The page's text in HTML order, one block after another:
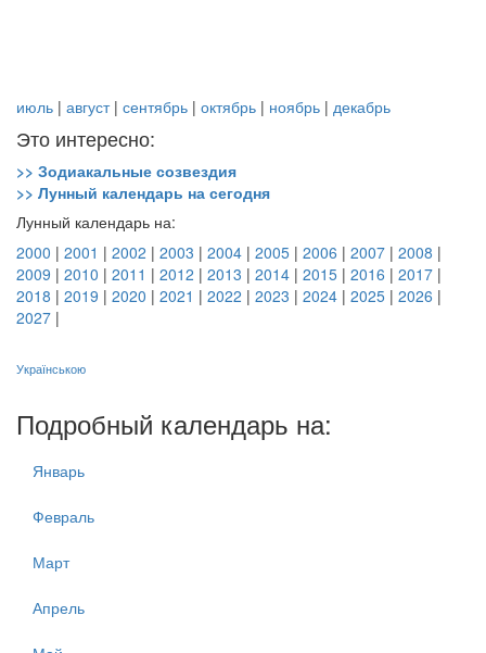
июль | август| сентябрь | октябрь | ноябрь | декабрь
Это интересно:
>> Зодиакальные созвездия
>> Лунный календарь на сегодня
Лунный календарь на:
2000 | 2001 | 2002 | 2003 | 2004 | 2005 | 2006 | 2007 | 2008 |
2009 | 2010 | 2011 | 2012 | 2013 | 2014 | 2015 | 2016 | 2017 |
2018 | 2019 | 2020 | 2021 | 2022 | 2023 | 2024 | 2025 | 2026 |
2027 |
Українською
Подробный календарь на:
Январь
Февраль
Март
Апрель